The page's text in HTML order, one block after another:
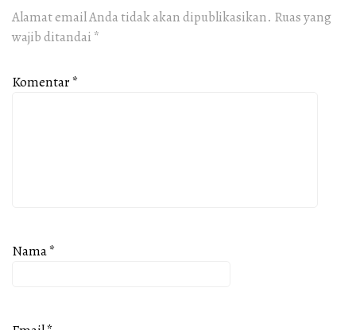
Alamat email Anda tidak akan dipublikasikan. Ruas yang
wajib ditandai *
Komentar*
Nama*